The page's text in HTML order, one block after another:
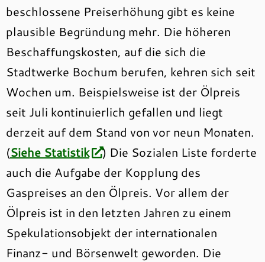
beschlossene Preiserhöhung gibt es keine
plausible Begründung mehr. Die höheren
Beschaffungskosten, auf die sich die
Stadtwerke Bochum berufen, kehren sich seit
Wochen um. Beispielsweise ist der Ölpreis
seit Juli kontinuierlich gefallen und liegt
derzeit auf dem Stand von vor neun Monaten.
(Siehe Statistik
) Die Sozialen Liste forderte
auch die Aufgabe der Kopplung des
Gaspreises an den Ölpreis. Vor allem der
Ölpreis ist in den letzten Jahren zu einem
Spekulationsobjekt der internationalen
Finanz- und Börsenwelt geworden. Die